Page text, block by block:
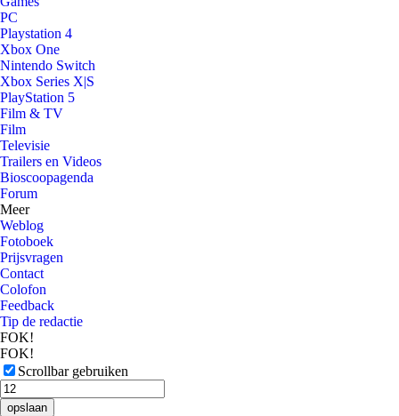
PC
Playstation 4
Xbox One
Nintendo Switch
Xbox Series X|S
PlayStation 5
Film & TV
Film
Televisie
Trailers en Videos
Bioscoopagenda
Forum
Meer
Weblog
Fotoboek
Prijsvragen
Contact
Colofon
Feedback
Tip de redactie
FOK!
FOK!
Scrollbar gebruiken
opslaan